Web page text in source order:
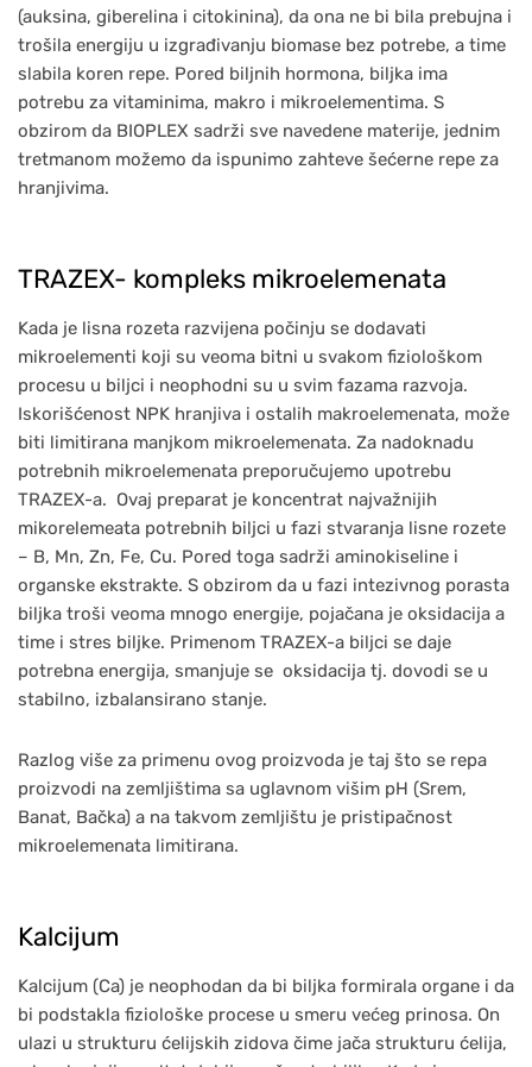
(auksina, giberelina i citokinina), da ona ne bi bila prebujna i
trošila energiju u izgrađivanju biomase bez potrebe, a time
slabila koren repe. Pored biljnih hormona, biljka ima
potrebu za vitaminima, makro i mikroelementima. S
obzirom da BIOPLEX sadrži sve navedene materije, jednim
tretmanom možemo da ispunimo zahteve šećerne repe za
hranjivima.
TRAZEX- kompleks mikroelemenata
Kada je lisna rozeta razvijena počinju se dodavati
mikroelementi koji su veoma bitni u svakom fiziološkom
procesu u biljci i neophodni su u svim fazama razvoja.
Iskorišćenost NPK hranjiva i ostalih makroelemenata, može
biti limitirana manjkom mikroelemenata. Za nadoknadu
potrebnih mikroelemenata preporučujemo upotrebu
TRAZEX-a. Ovaj preparat je koncentrat najvažnijih
mikorelemeata potrebnih biljci u fazi stvaranja lisne rozete
– B, Mn, Zn, Fe, Cu. Pored toga sadrži aminokiseline i
organske ekstrakte. S obzirom da u fazi intezivnog porasta
biljka troši veoma mnogo energije, pojačana je oksidacija a
time i stres biljke. Primenom TRAZEX-a biljci se daje
potrebna energija, smanjuje se oksidacija tj. dovodi se u
stabilno, izbalansirano stanje.
Razlog više za primenu ovog proizvoda je taj što se repa
proizvodi na zemljištima sa uglavnom višim pH (Srem,
Banat, Bačka) a na takvom zemljištu je pristipačnost
mikroelemenata limitirana.
Kalcijum
Kalcijum (Ca) je neophodan da bi biljka formirala organe i da
bi podstakla fiziološke procese u smeru većeg prinosa. On
ulazi u strukturu ćelijskih zidova čime jača strukturu ćelija,